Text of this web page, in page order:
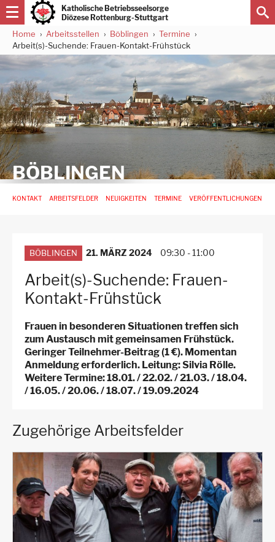
Direkt
zum
Inhalt
Katholische Betriebsseelsorge
Diözese Rottenburg-Stuttgart
Pfadnavigation
Home Arbeitsstellen Böblingen
Termine
Arbeit(s)-Suchende: Frauen-Kontakt-Frühstück
BÖBLINGEN
Hauptnavigation
KONTAKT ARBEITSFELDER NEUIGKEITEN TERMINE VERÖFFENTLICHUNGEN
BÖBLINGEN 21. MÄRZ 2024 09:30 -11:00
Arbeit(s)-Suchende: Frauen-
Kontakt-Frühstück
Frauen in besonderen Situationen treffen sich
zum Austausch mit gemeinsamen Frühstück.
Geringer Teilnehmer-Beitrag (1 €). Momentan
Anmeldung erforderlich. Leitung: Silvia Rölle.
Weitere Termine: 18.01. / 22.02. / 21.03. / 18.04.
/ 16.05. / 20.06. / 18.07. / 19.09.2024
Zugehörige Arbeitsfelder